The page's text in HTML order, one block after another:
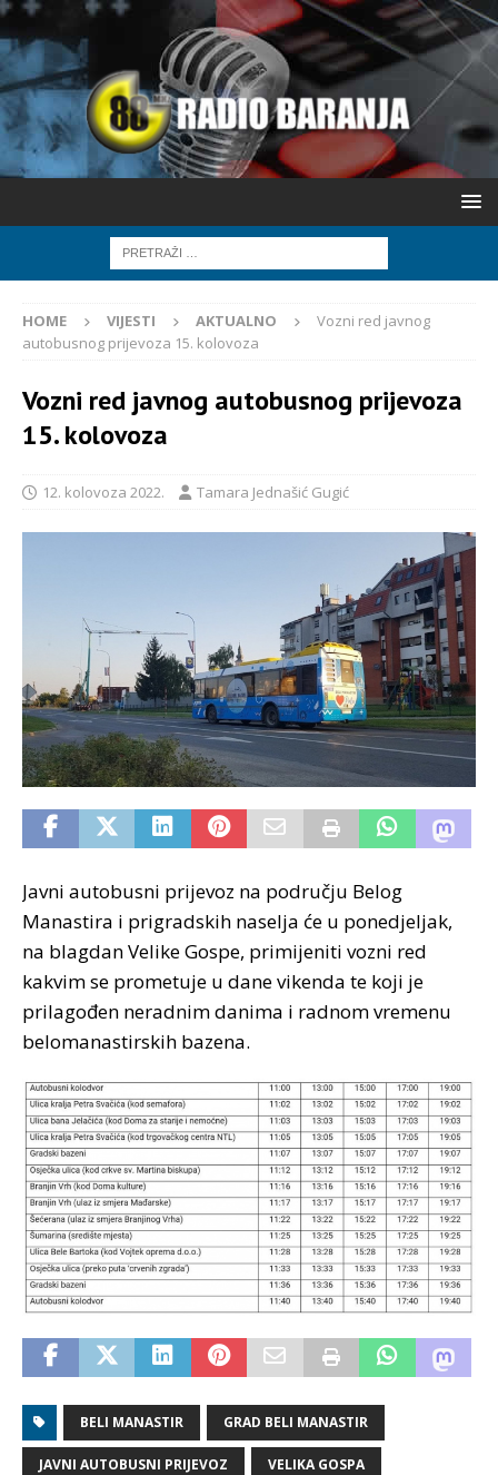
HOME VIJESTI AKTUALNO
Vozni red javnog
autobusnog prijevoza 15. kolovoza
Vozni red javnog autobusnog prijevoza
15. kolovoza
12. kolovoza 2022. Tamara Jednašić Gugić
Javni autobusni prijevoz na području Belog
Manastira i prigradskih naselja će u ponedjeljak,
na blagdan Velike Gospe, primijeniti vozni red
kakvim se prometuje u dane vikenda te koji je
prilagođen neradnim danima i radnom vremenu
belomanastirskih bazena.
BELI MANASTIR GRAD BELI MANASTIR
JAVNI AUTOBUSNI PRIJEVOZ VELIKA GOSPA